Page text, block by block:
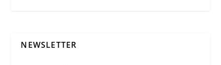
NEWSLETTER